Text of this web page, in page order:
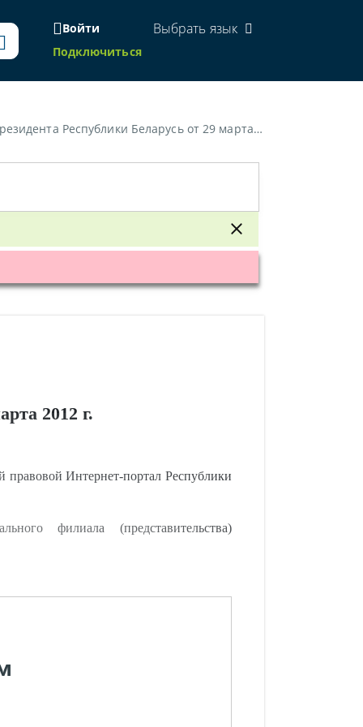
Войти
Подключиться
Выбрать язык
Беларусь от 29 марта 2012 г. № 150»
2012 г.
Интернет-портал Республики
филиала (представительства)